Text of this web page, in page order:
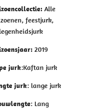
: Alle
feestjurk,
: 2019
jurk:Kaftan jurk
jurk: lange jurk
: Lang